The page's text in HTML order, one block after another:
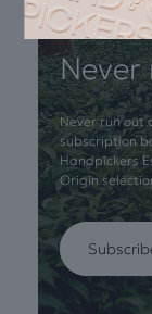
Never
Never run out
subscription
Handpickers
Origin